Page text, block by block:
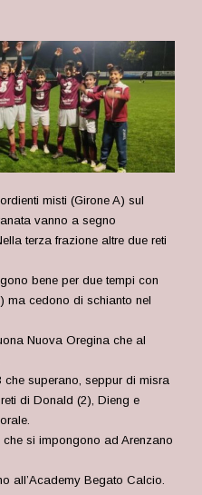
misti (Girone A) sul
vanno a segno
terza frazione altre due reti
bene per due tempi con
ma cedono di schianto nel
Nuova Oregina che al
superano, seppur di misra
di Donald (2), Dieng e
si impongono ad Arenzano
all’Academy Begato Calcio.